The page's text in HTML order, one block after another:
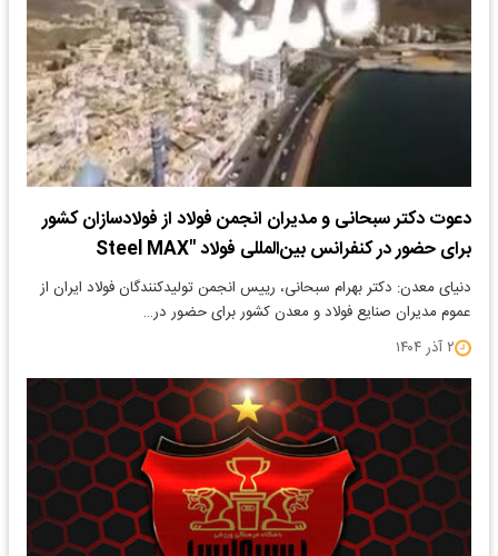
دعوت دکتر سبحانی و مدیران انجمن فولاد از فولادسازان کشور
برای حضور در کنفرانس بین‌المللی فولاد "Steel MAX
دنیای معدن: دکتر بهرام سبحانی، رییس انجمن تولیدکنندگان فولاد ایران از
عموم مدیران صنایع فولاد و معدن کشور برای حضور در…
۲ آذر ۱۴۰۴